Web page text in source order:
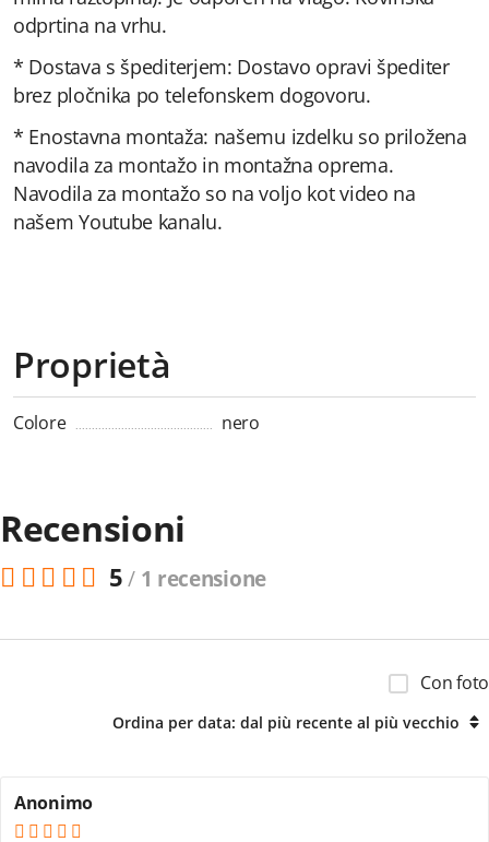
odprtina na vrhu.
* Dostava s špediterjem: Dostavo opravi špediter
brez pločnika po telefonskem dogovoru.
* Enostavna montaža: našemu izdelku so priložena
navodila za montažo in montažna oprema.
Navodila za montažo so na voljo kot video na
našem Youtube kanalu.
Proprietà
Colore nero
Recensioni
5/ 1 recensione
Anonimo
Con foto
Ordina per data: dal più recente al più vecchio